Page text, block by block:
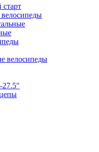
старт
велосипеды
27.5"